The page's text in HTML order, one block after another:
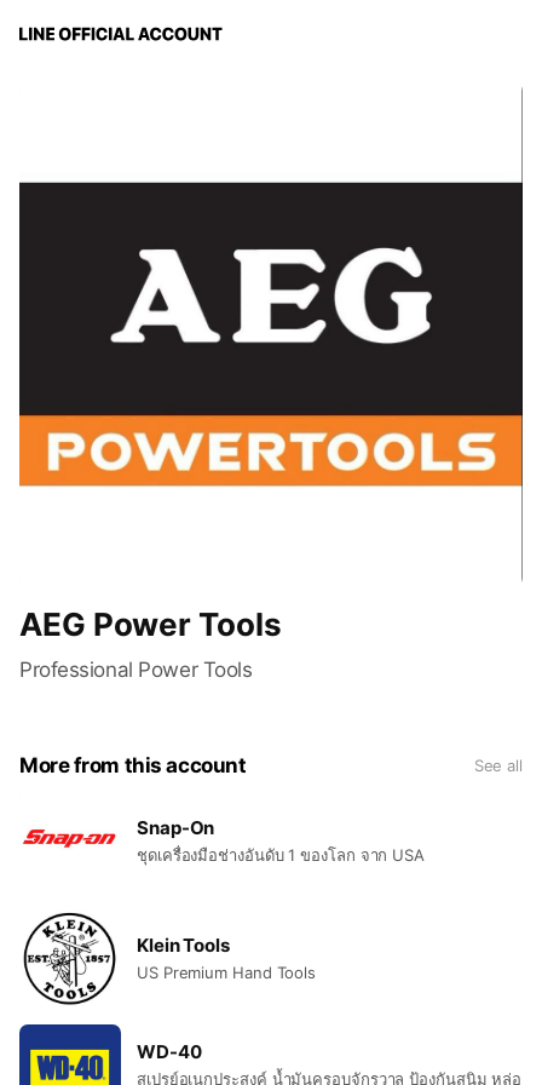
AEG Power Tools
Professional Power Tools
More from this account See all
Snap-On
ชุดเครื่องมือช่างอันดับ 1 ของโลก จาก USA
Klein Tools
US Premium Hand Tools
WD-40
สเปรย์อเนกประสงค์ น้ำมันครอบจักรวาล ป้องกันสนิม หล่อ